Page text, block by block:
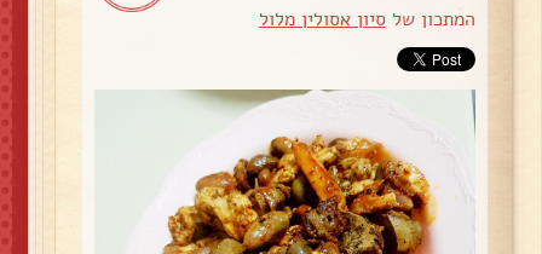
המתכון שלסיון אסולין מלול